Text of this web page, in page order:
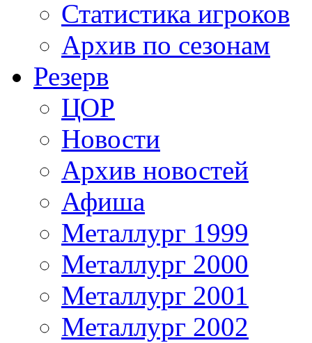
Статистика игроков
Архив по сезонам
Резерв
ЦОР
Новости
Архив новостей
Афиша
Металлург 1999
Металлург 2000
Металлург 2001
Металлург 2002